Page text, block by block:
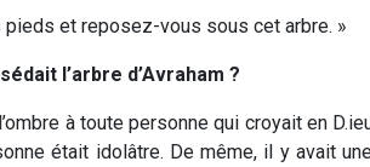
pieds et reposez-vous sous cet arbre. »
l’arbre d’Avraham ?
à toute personne qui croyait en
était idolâtre. De même, il y avait